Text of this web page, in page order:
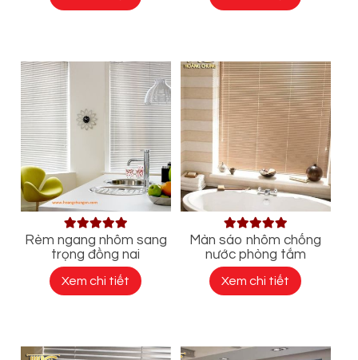
Rèm ngang nhôm sang
trọng đồng nai
Xem chi tiết
Màn sáo nhôm chống
nước phòng tắm
Xem chi tiết